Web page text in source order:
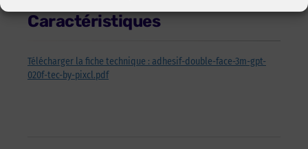
Caractéristiques
Télécharger la fiche technique : adhesif-double-face-3m-gpt-
020f-tec-by-pixcl.pdf